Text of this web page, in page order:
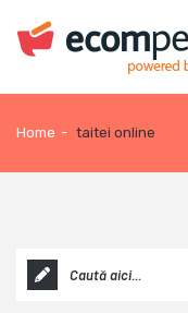
Home - taitei online